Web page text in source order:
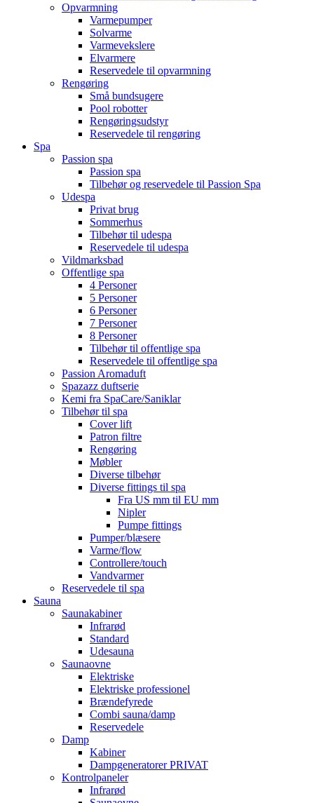
Opvarmning
Varmepumper
Solvarme
Varmevekslere
Elvarmere
Reservedele til opvarmning
Rengøring
Små bundsugere
Pool robotter
Rengøringsudstyr
Reservedele til rengøring
Spa
Passion spa
Passion spa
Tilbehør og reservedele til Passion Spa
Udespa
Privat brug
Sommerhus
Tilbehør til udespa
Reservedele til udespa
Vildmarksbad
Offentlige spa
4 Personer
5 Personer
6 Personer
7 Personer
8 Personer
Tilbehør til offentlige spa
Reservedele til offentlige spa
Passion Aromaduft
Spazazz duftserie
Kemi fra SpaCare/Saniklar
Tilbehør til spa
Cover lift
Patron filtre
Rengøring
Møbler
Diverse tilbehør
Diverse fittings til spa
Fra US mm til EU mm
Nipler
Pumpe fittings
Pumper/blæsere
Varme/flow
Controllere/touch
Vandvarmer
Reservedele til spa
Sauna
Saunakabiner
Infrarød
Standard
Udesauna
Saunaovne
Elektriske
Elektriske professionel
Brændefyrede
Combi sauna/damp
Reservedele
Damp
Kabiner
Dampgeneratorer PRIVAT
Kontrolpaneler
Infrarød